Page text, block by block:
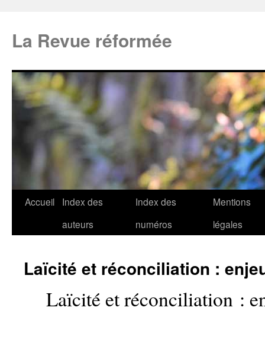
La Revue réformée
Accueil
Index des
auteurs
Index des
numéros
Mentions
légales
Laïcité et réconciliation :
Laïcité et réconciliation :